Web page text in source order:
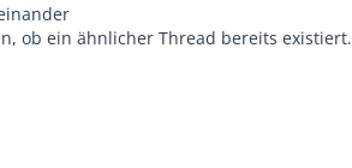
ob ein ähnlicher Thread bereits existiert.